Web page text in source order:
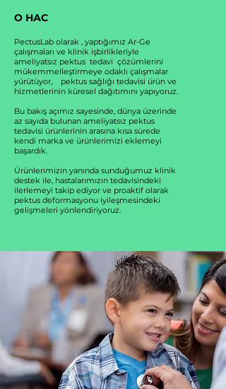
О НАС
PectusLab olarak , yaptığımız Ar-Ge
çalışmaları ve klinik işbirlikleriyle
ameliyatsız pektus tedavi çözümlerini
mükemmelleştirmeye odaklı çalışmalar
yürütüyor, pektus sağlığı tedavisi ürün ve
hizmetlerinin küresel dağıtımını yapıyoruz.
Bu bakış açımız sayesinde, dünya üzerinde
az sayıda bulunan ameliyatsız pektus
tedavisi ürünlerinin arasına kısa sürede
kendi marka ve ürünlerimizi eklemeyi
başardık.
Ürünlerimizin yanında sunduğumuz klinik
destek ile, hastalarımızın tedavisindeki
ilerlemeyi takip ediyor ve proaktif olarak
pektus deformasyonu iyileşmesindeki
gelişmeleri yönlendiriyoruz.